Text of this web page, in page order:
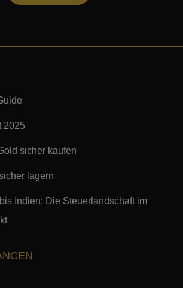
2025
sicher kaufen
lagern
Indien: Die Steuerlandschaft im